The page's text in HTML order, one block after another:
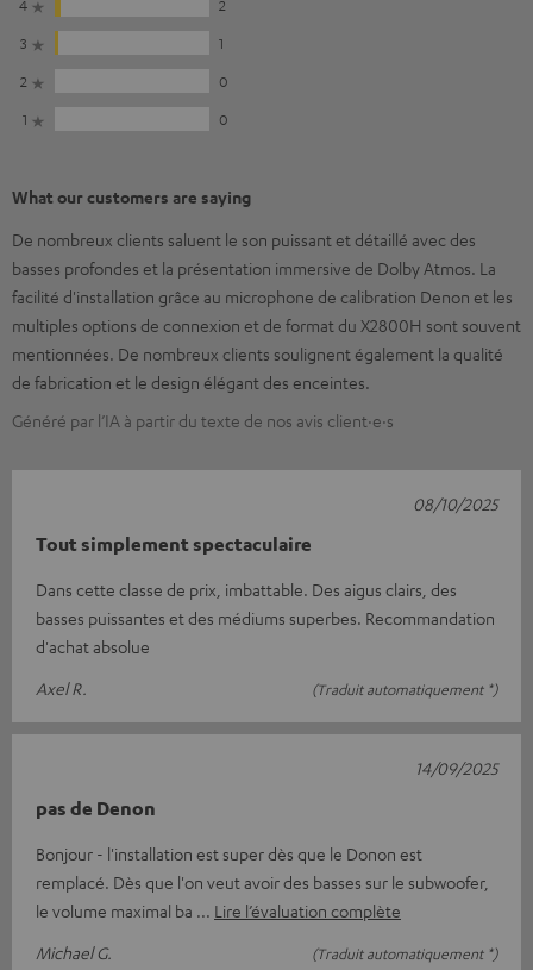
4
2
3
1
2
0
1
0
What our customers are saying
De nombreux clients saluent le son puissant et détaillé avec des
basses profondes et la présentation immersive de Dolby Atmos. La
facilité d'installation grâce au microphone de calibration Denon et les
multiples options de connexion et de format du X2800H sont souvent
mentionnées. De nombreux clients soulignent également la qualité
de fabrication et le design élégant des enceintes.
Généré par l’IA à partir du texte de nos avis client·e·s
Tout simplement spectaculaire
Dans cette classe de prix, imbattable. Des aigus clairs, des
basses puissantes et des médiums superbes. Recommandation
d'achat absolue
Axel R.
(Traduit automatiquement *)
08/10/2025
pas de Denon
Bonjour - l'installation est super dès que le Donon est
remplacé. Dès que l'on veut avoir des basses sur le subwoofer,
le volume maximal ba
Lire l’évaluation complète
Michael G.
(Traduit automatiquement *)
14/09/2025